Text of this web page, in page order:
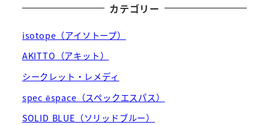
カテゴリー
isotope（アイソトープ）
AKITTO（アキット）
シークレット・レメディ
spec ēspace（スペックエスパス）
SOLID BLUE（ソリッドブルー）